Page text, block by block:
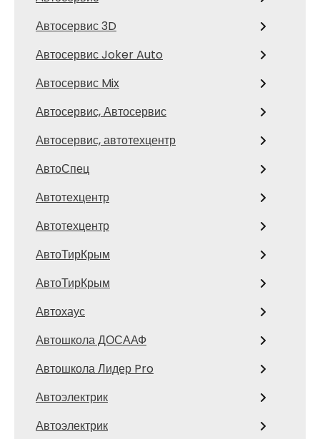
Автосервис 3D
Автосервис Joker Auto
Автосервис Mix
Автосервис, Автосервис
Автосервис, автотехцентр
АвтоСпец
Автотехцентр
Автотехцентр
АвтоТирКрым
АвтоТирКрым
Автохаус
Автошкола ДОСААФ
Автошкола Лидер Pro
Автоэлектрик
Автоэлектрик